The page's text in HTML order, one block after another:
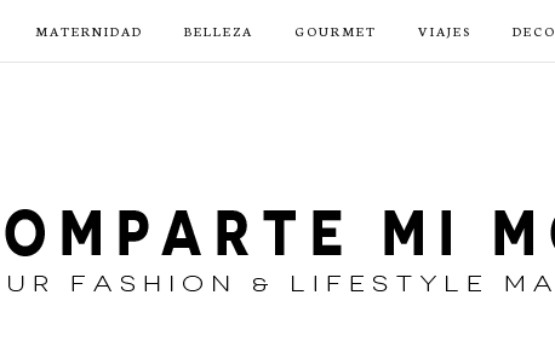
MATERNIDAD BELLEZA GOURMET VIAJES DECO